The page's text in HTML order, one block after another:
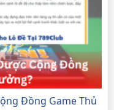
Đồng Game Thủ